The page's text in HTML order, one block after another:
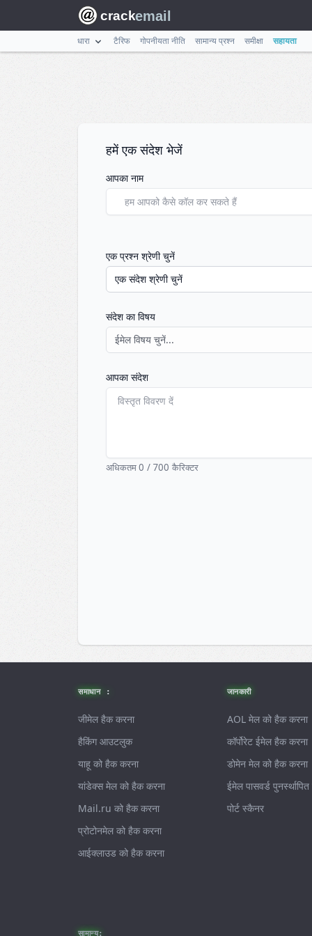
crackemail
धारा टैरिफ गोपनीयता नीति सामान्य प्रश्न समीक्षा सहायता
हमें एक संदेश भेजें
आपका नाम
एक प्रश्न श्रेणी चुनें
संदेश का विषय
आपका संदेश
अधिकतम0 / 700 कैरिक्टर
समाधान :
जीमेल हैक करना
हैकिंग आउटलुक
याहू को हैक करना
यांडेक्स मेल को हैक करना
Mail.ru को हैक करना
प्रोटोनमेल को हैक करना
आईक्लाउड को हैक करना
जानकारी
AOL मेल को हैक करना
कॉर्पोरेट ईमेल हैक करना
डोमेन मेल को हैक करना
ईमेल पासवर्ड
पोर्ट स्कैनर
सामान्य: